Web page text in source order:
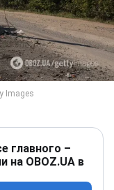
главного –
на OBOZ.UA в